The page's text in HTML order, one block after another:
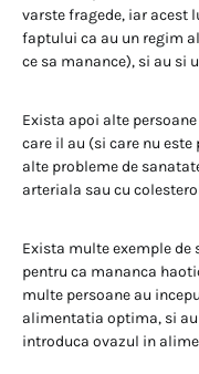
varste fragede, iar acest
faptului ca au un regim
ce sa manance), si au si
Exista apoi alte
care il au (si care nu
alte probleme de
arteriala sau cu
Exista multe exemple
pentru ca mananca
multe persoane au
alimentatia optima, si
introduca ovazul in